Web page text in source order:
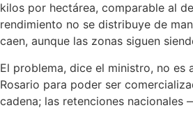
kilos por hectárea, comparable al
rendimiento no se distribuye de
caen, aunque las zonas siguen
El problema, dice el ministro, no
Rosario para poder ser
cadena; las retenciones